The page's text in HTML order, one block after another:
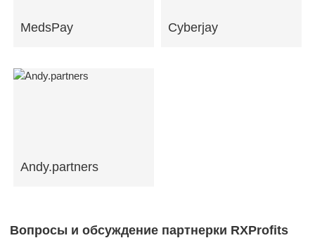
MedsPay Cyberjay
Andy.partners
Вопросы и обсуждение партнерки RXProfits